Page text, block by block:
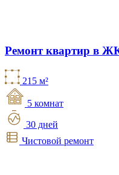
Ремонт квартир в
215 м²
5 комнат
30 дней
Чистовой ремонт